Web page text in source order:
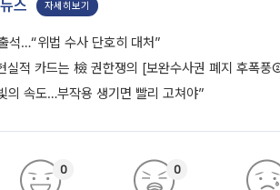
스 자세히보기
석…“위법 수사 단호히 대처”
실적 카드는 檢 권한쟁의 [보완수사권 폐지 후폭풍
의 속도…부작용 생기면 빨리 고쳐야”
0 0